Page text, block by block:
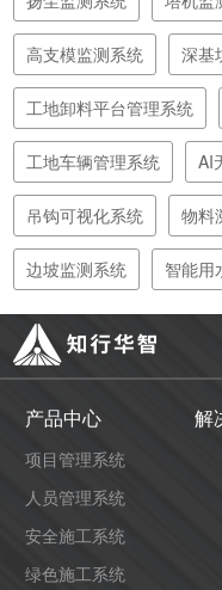
高支模监测系统 深基
工地卸料平台管理系统
工地车辆管理系统 AI
吊钩可视化系统 物料
边坡监测系统 智能用
产品中心
项目管理系统
人员管理系统
安全施工系统
绿色施工系统
解